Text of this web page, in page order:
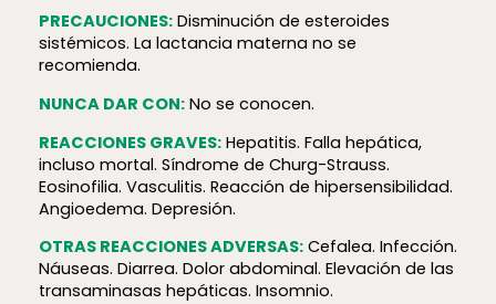
PRECAUCIONES:Disminución de esteroides
sistémicos. La lactancia materna no se
recomienda.
NUNCA DAR CON:No se conocen.
REACCIONES GRAVES:Hepatitis. Falla hepática,
incluso mortal. Síndrome de Churg-Strauss.
Eosinofilia. Vasculitis. Reacción de hiper­sen­si­bi­lidad.
Angioedema. Depresión.
OTRAS REACCIONES ADVERSAS:Cefalea. Infección.
Náuseas. Diarrea. Dolor abdominal. Elevación de las
transaminasas hepáticas. Insomnio.